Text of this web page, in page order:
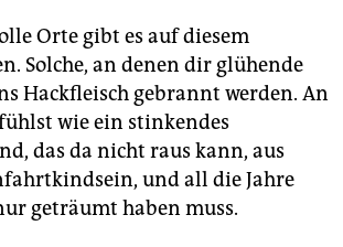
Orte gibt es auf diesem
Solche, an denen dir glühende
Hackfleisch gebrannt werden. An
wie ein stinkendes
das da nicht raus kann, aus
und all die Jahre
geträumt haben muss.